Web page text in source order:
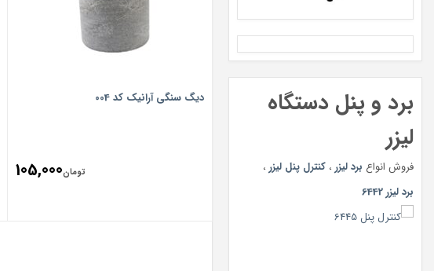
برد و پنل دستگاه
لیزر
فروش انواع برد لیزر ، کنترل پنل لیزر ،
برد لیزر 6442
دیگ سنگی آرانیک کد 004
تومان105,000